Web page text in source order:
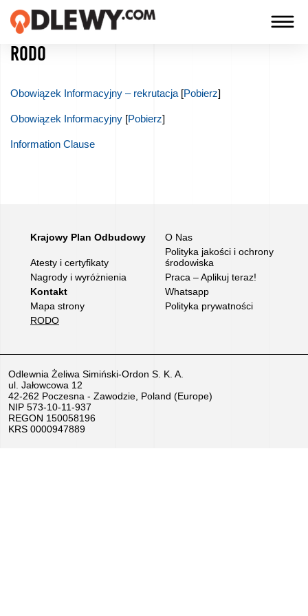
JAKOŚĆ
Technologie
Nasze
produkty
Praca
–
Aplikuj
teraz!
Sprzedamy
RODO
Obowiązek Informacyjny – rekrutacja [Pobierz]
Obowiązek Informacyjny [Pobierz]
Information Clause
Krajowy Plan Odbudowy O Nas
Atesty i certyfikaty
Polityka jakości i ochrony
środowiska
Nagrody i wyróżnienia
Praca – Aplikuj teraz!
Kontakt
Whatsapp
Mapa strony
Polityka prywatności
RODO
Odlewnia Żeliwa Simiński-Ordon S. K. A.
ul. Jałowcowa 12
42-262 Poczesna - Zawodzie, Poland (Europe)
NIP 573-10-11-937
REGON 150058196
KRS 0000947889